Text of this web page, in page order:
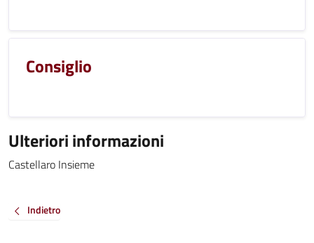
Consiglio
Ulteriori informazioni
Castellaro Insieme
Indietro